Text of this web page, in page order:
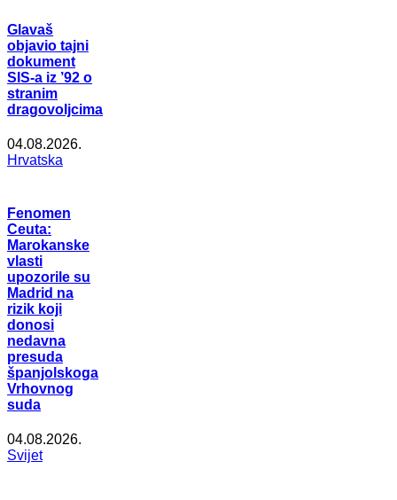
Glavaš
objavio tajni
dokument
SIS-a iz ’92 o
stranim
dragovoljcima
04.08.2026.
Hrvatska
Fenomen
Ceuta:
Marokanske
vlasti
upozorile su
Madrid na
rizik koji
donosi
nedavna
presuda
španjolskoga
Vrhovnog
suda
04.08.2026.
Svijet